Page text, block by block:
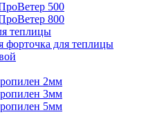
500
800
теплицы
форточка для теплицы
2мм
3мм
5мм